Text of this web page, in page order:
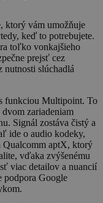
ktorý vám umožňuje
keď to potrebujete.
toľko vonkajšieho
prejsť cez
slúchadlá
funkciou Multipoint. To
zariadeniam
Signál zostáva čistý a
ide o audio kodeky,
Qualcomm aptX, ktorý
vďaka zvýšenému
viac detailov a nuancií
podpora Google